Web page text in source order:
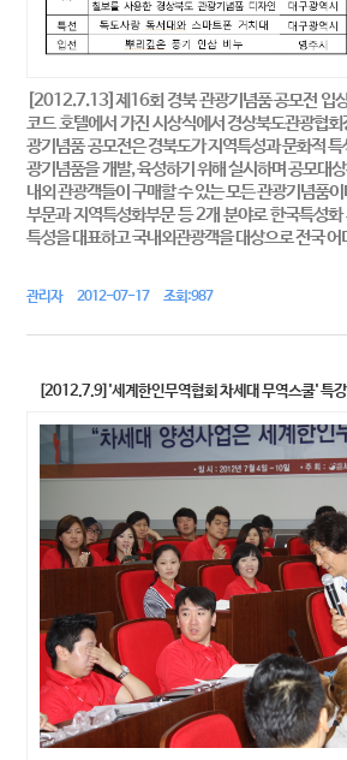
[2012.7.13]제16회 경북 관광기념품 공모전 입
코드 호텔에서 가진 시상식에서 경상북도관광협
광기념품 공모전은 경북도가 지역특성과 문화적
광기념품을 개발, 육성하기 위해 실시하며 공모대
내외 관광객들이 구매할 수 있는 모든 관광기념품
부문과 지역특성화부문 등 2개 분야로 한국특성
특성을 대표하고 국내외관광객을 대상으로 전국 어
관리자 2012-07-17 조회:987
[2012.7.9]'세계한인무역협회 차세대 무역스쿨' 특강